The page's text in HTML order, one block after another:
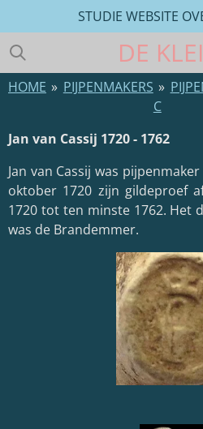
direct
naar
de
hoofdinhoud
DE
STUDIE WEBSITE
HOME » PIJPENMAKERS »
C
Jan van Cassij 1720 - 1762
Jan van Cassij was
oktober 1720 zijn gildeproef
1720 tot ten minste 1762. Het
was de Brandemmer.